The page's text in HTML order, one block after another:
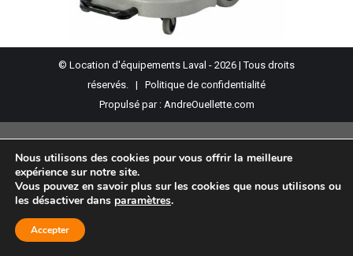
© Location d'équipements Laval - 2026 | Tous droits
réservés. | Politique de confidentialité
Propulsé par : AndreOuellette.com
Nous utilisons des cookies pour vous offrir la meilleure
expérience sur notre site.
Vous pouvez en savoir plus sur les cookies que nous utilisons ou
les désactiver dans paramètres.
Accepter